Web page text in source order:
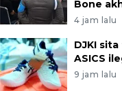
Bone
4 jam lalu
DJKI
ASICS
9 jam lalu